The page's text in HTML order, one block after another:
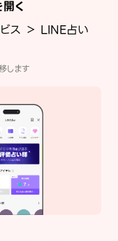
く
ス ＞ LINE占い
します